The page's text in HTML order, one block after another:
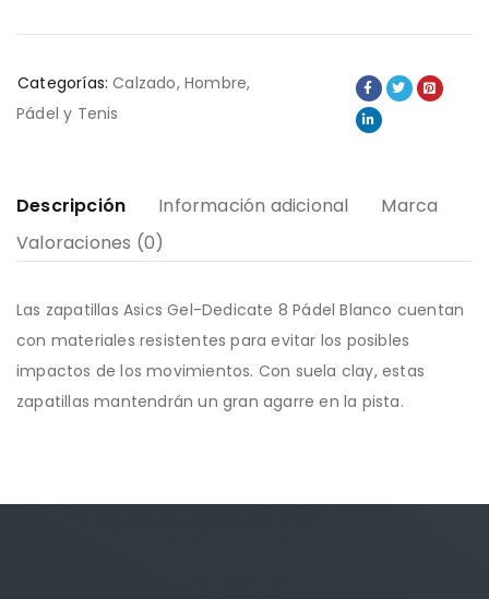
Categorías: Calzado,Hombre,
Pádel y Tenis
Descripción Información adicional
Marca
Valoraciones (0)
Las zapatillas Asics Gel-Dedicate 8 Pádel Blanco cuentan
con materiales resistentes para evitar los posibles
impactos de los movimientos. Con suela clay, estas
zapatillas mantendrán un gran agarre en la pista.